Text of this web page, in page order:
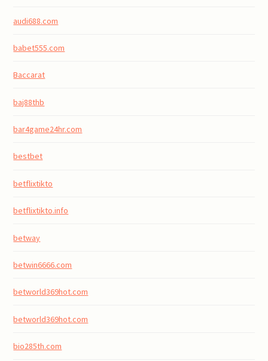
audi688.com
babet555.com
Baccarat
baj88thb
bar4game24hr.com
bestbet
betflixtikto
betflixtikto.info
betway
betwin6666.com
betworld369hot.com
betworld369hot.com
bio285th.com